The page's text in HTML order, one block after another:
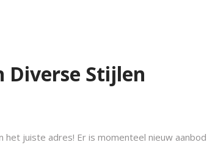
Diverse Stijlen
het juiste adres! Er is momenteel nieuw aanbod